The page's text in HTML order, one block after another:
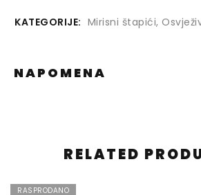
KATEGORIJE: Mirisni štapići,
NAPOMENA
RELATED
RASPRODANO